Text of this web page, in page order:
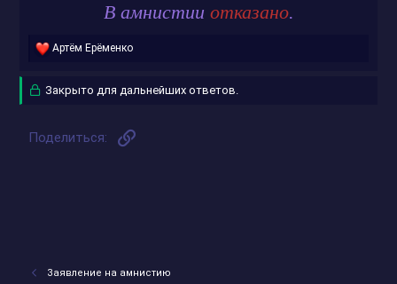
В амнистии отказано.
Р
к
и
:
Артём Ерёменко
Закрыто для дальнейших ответов.
Поделиться:
Заявление на амнистию